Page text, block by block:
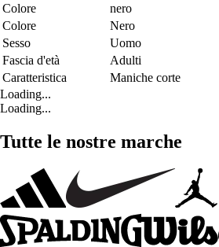
Colore
nero
Colore
Nero
Sesso
Uomo
Fascia d'età
Adulti
Caratteristica
Maniche corte
Loading...
Loading...
Tutte le nostre marche